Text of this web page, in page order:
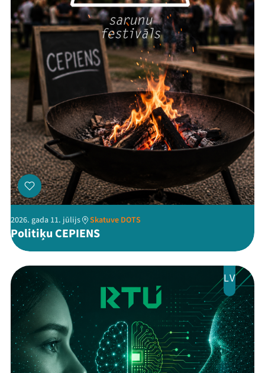
ThreadsFacebookYoutube
X Instagram
Flick TikTok
2026. gada 11. jūlijs Skatuve DOTS
Politiķu CEPIENS
LV